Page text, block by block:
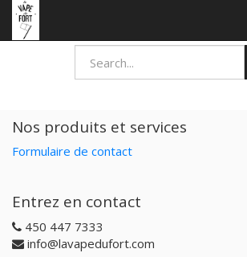
Nos produits et services
Formulaire de contact
Entrez en contact
450 447 7333
info@lavapedufort.com